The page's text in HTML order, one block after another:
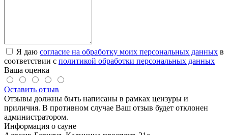
Я даю согласие на обработку моих персональных данных в
соответствии с политикой обработки персональных данных
Ваша оценка
Оставить отзыв
Отзывы должны быть написаны в рамках цензуры и
приличия. В противном случае Ваш отзыв будет отклонен
администратором.
Информация о сауне